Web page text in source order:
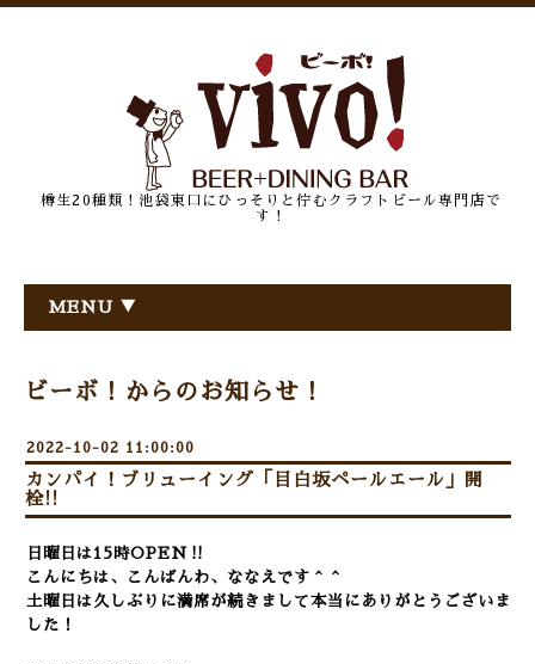
樽生20種類！池袋東口にひっそりと佇むクラフトビール専門店で
す！
MENU ▼
ビーボ！からのお知らせ！
2022-10-02 11:00:00
カンパイ！ブリューイング「目白坂ペールエール」開
栓!!
日曜日は15時OPEN‼
こんにちは、こんばんわ、ななえです＾＾
土 曜日は久しぶりに満席が続きまして本当にありがとうございま
した！